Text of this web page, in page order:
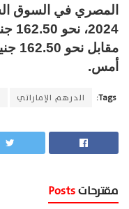
أمس.
Tags: الدرهم الإماراتي
مقترحات